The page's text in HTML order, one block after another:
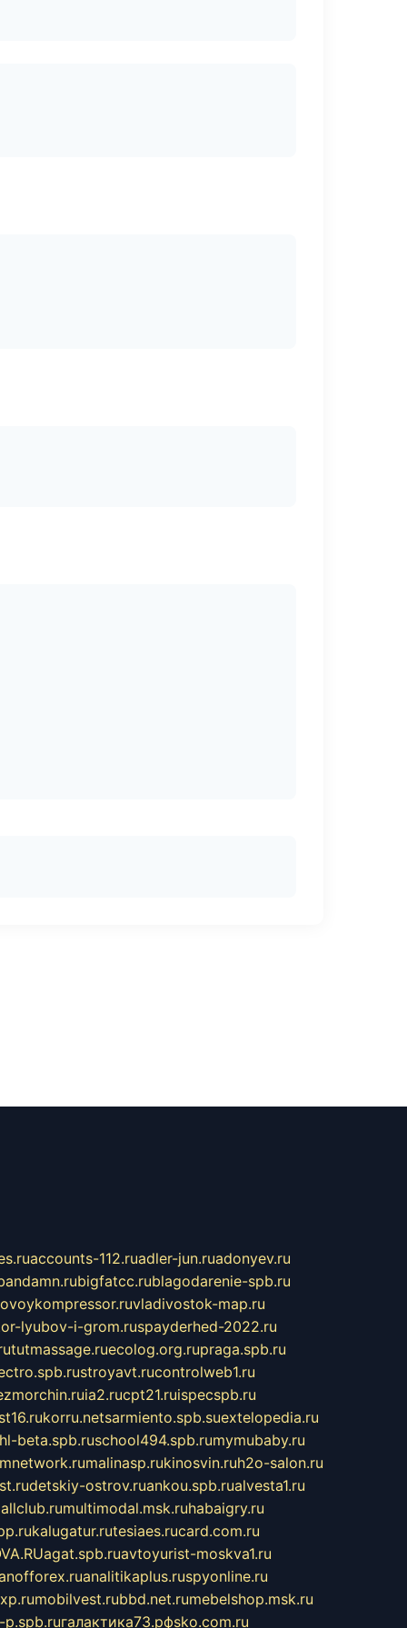
accounts-112.ruadler-jun.ruadonyev.ru
bigfatcc.rublagodarenie-spb.ru
vladivostok-map.ru
lyubov-i-grom.ruspayderhed-2022.ru
tutmassage.ruecolog.org.rupraga.spb.ru
stroyavt.rucontrolweb1.ru
ia2.rucpt21.ruispecspb.ru
korru.netsarmiento.spb.suextelopedia.ru
hl-beta.spb.ruschool494.spb.rumymubaby.ru
malinasp.rukinosvin.ruh2o-salon.ru
detskiy-ostrov.ruankou.spb.rualvesta1.ru
multimodal.msk.ruhabaigry.ru
kalugatur.rutesiaes.rucard.com.ru
agat.spb.ruavtoyurist-moskva1.ru
analitikaplus.ruspyonline.ru
mobilvest.rubbd.net.rumebelshop.msk.ru
p.spb.ruгалактика73.рфsko.com.ru